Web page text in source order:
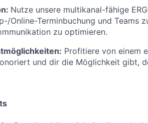
Nutze unsere multikanal-fähige
Online-Terminbuchung und Teams
zu optimieren.
Profitiere von einem
und dir die Möglichkeit gibt,